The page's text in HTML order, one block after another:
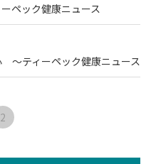
ペック健康ニュース
～ティーペック健康ニュース
2